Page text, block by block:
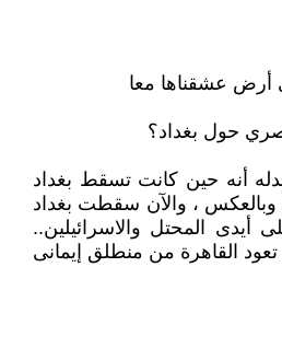
أرض عشقناها معا
حول بغداد؟
أنه حين كانت تسقط بغداد
وبالعكس ، والآن سقطت بغداد
المحتل والاسرائيلين..
القاهرة من منطلق إيمانى